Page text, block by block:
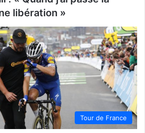
libération »
Tour de France